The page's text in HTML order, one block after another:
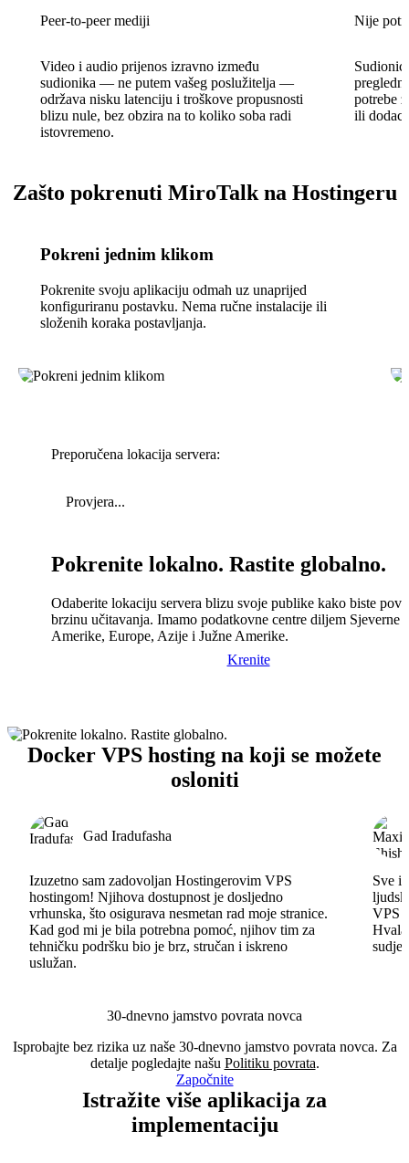
Peer-to-peer mediji
Video i audio prijenos izravno između
sudionika — ne putem vašeg poslužitelja —
održava nisku latenciju i troškove propusnosti
blizu nule, bez obzira na to koliko soba radi
istovremeno.
Nije
potrebe
ili
Zašto pokrenuti MiroTalk na Hostingeru
Pokreni jednim klikom
Pokrenite svoju aplikaciju odmah uz unaprijed
konfiguriranu postavku. Nema ručne instalacije ili
složenih koraka postavljanja.
Preporučena lokacija servera:
Provjera...
Pokrenite lokalno. Rastite globalno.
Odaberite lokaciju servera blizu svoje publike kako biste
brzinu učitavanja. Imamo podatkovne centre diljem Sjeverne
Amerike, Europe, Azije i Južne Amerike.
Krenite
Docker VPS hosting na koji se možete
osloniti
Gad Iradufasha
Izuzetno sam zadovoljan Hostingerovim VPS
hostingom! Njihova dostupnost je dosljedno
vrhunska, što osigurava nesmetan rad moje stranice.
Kad god mi je bila potrebna pomoć, njihov tim za
tehničku podršku bio je brz, stručan i iskreno
uslužan.
Sve
VPS
30-dnevno jamstvo povrata novca
Isprobajte bez rizika uz naše 30-dnevno jamstvo povrata novca. Za
detalje pogledajte našu Politiku povrata.
Započnite
Istražite više aplikacija za
implementaciju